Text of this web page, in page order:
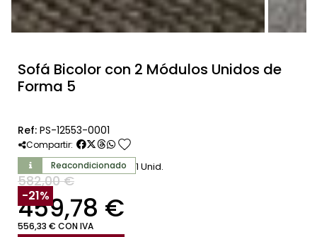
Sofá Bicolor con 2 Módulos Unidos de
Forma 5
Ref: PS-12553-0001
Compartir: favorite
Reacondicionado 1 Unid.
582,00 €
SIN IVA
459,78 €
556,33 € CON IVA
-21%